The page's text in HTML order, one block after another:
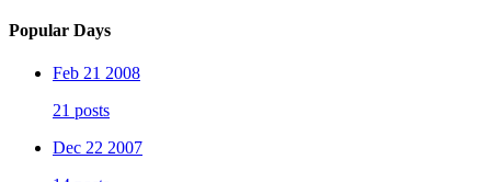
Popular Days
Feb 21 2008
21 posts
Dec 22 2007